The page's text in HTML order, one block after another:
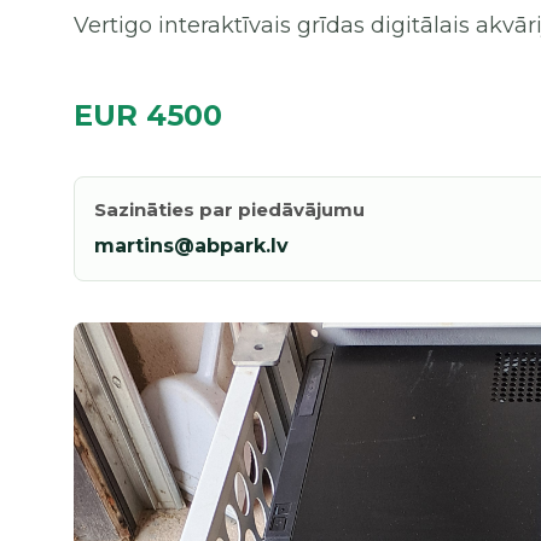
Vertigo interaktīvais grīdas digitālais
EUR 4500
Sazināties par piedāvājumu
martins@abpark.lv